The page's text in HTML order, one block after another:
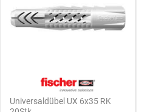
Universaldübel UX 6x35 RK